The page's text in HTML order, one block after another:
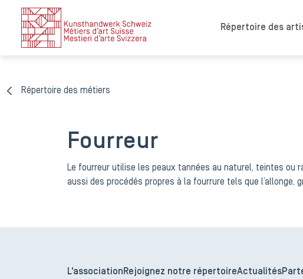
Répertoire des
Répertoire des métiers
Fourreur
Le fourreur utilise les peaux tannées au naturel, teintes ou
aussi des procédés propres à la fourrure tels que l’allonge,
L'association Rejoignez notre répertoireActualités